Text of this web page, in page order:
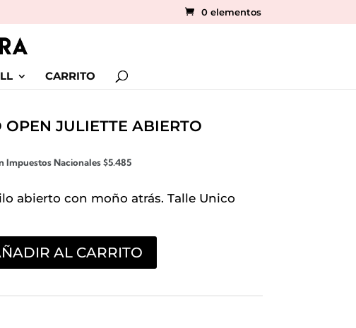
0 elementos
CARRITO
OPEN JULIETTE ABIERTO
Impuestos Nacionales$5.485
abierto con moño atrás. Talle Unico
AL CARRITO